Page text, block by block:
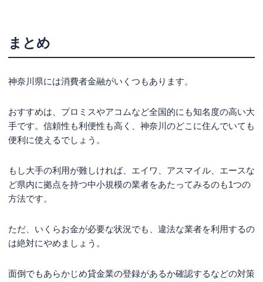
まとめ
神奈川県には消費者金融がいくつもあります。
おすすめは、プロミスやアコムなど全国的にも知名度の高い大
手です。信頼性も利便性も高く、神奈川のどこに住んでいても
便利に使えるでしょう。
もし大手の利用が難しければ、エイワ、アスマイル、エースな
ど県内に拠点を持つ中小規模の業者をあたってみるのも1つの
方法です。
ただ、いくらお金が必要な状況でも、違法な業者を利用するの
は絶対にやめましょう。
面倒でもあらかじめ貸金業の登録があるか確認するなどの対策